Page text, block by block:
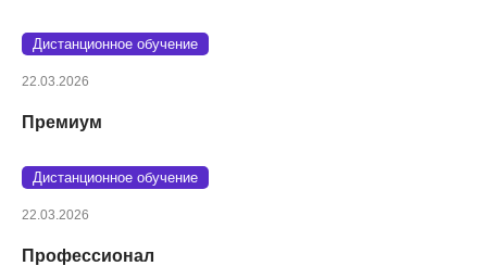
Дистанционное обучение
22.03.2026
Премиум
Дистанционное обучение
22.03.2026
Профессионал